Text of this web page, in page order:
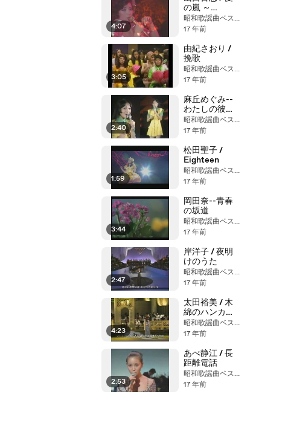
4:07
の嵐 ～
Jealousy
Storm～
昭和歌謡曲ベストヒット大全集
17 年前
3:05
由紀さおり /
挽歌
昭和歌謡曲ベストヒット大全集
17 年前
2:40
麻丘めぐみ--
わたしの彼は
左きき
昭和歌謡曲ベストヒット大全集
17 年前
1:59
松田聖子 /
Eighteen
昭和歌謡曲ベストヒット大全集
17 年前
3:44
岡田奈--青春
の坂道
昭和歌謡曲ベストヒット大全集
17 年前
2:47
岸洋子 / 夜明
けのうた
昭和歌謡曲ベストヒット大全集
17 年前
4:23
太田裕美 / 木
綿のハンカチ
ーフ--Full Ver.
昭和歌謡曲ベストヒット大全集
17 年前
2:53
あべ静江 / 長
距離電話
昭和歌謡曲ベストヒット大全集
17 年前